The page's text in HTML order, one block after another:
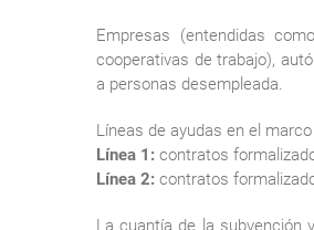
Empresas (entendidas
cooperativas de trabajo),
a personas desempleada.
Líneas de ayudas en el
Línea 1: contratos
Línea 2: contratos
La cuantía de la subvención